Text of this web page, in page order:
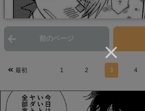
前のページ
最初 1 2 3 4